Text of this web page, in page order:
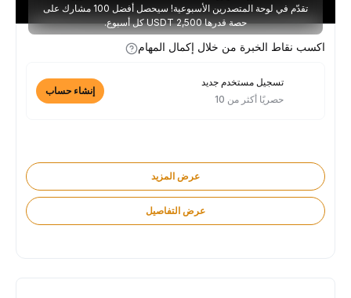
تقدّم في لوحة المتصدرين الأسبوعية! سيحصل أفضل 100 مشارك على
حصة قدرها 2,500 USDT كل أسبوع.
اكسب نقاط الخبرة من خلال إكمال المهام
تسجيل مستخدم جديد
حصريًا أكثر من 10
إنشاء حساب
عرض المزيد
عرض التفاصيل